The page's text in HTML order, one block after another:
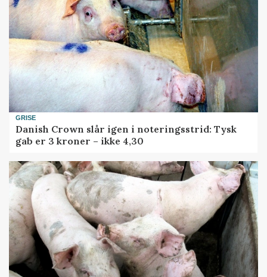
GRISE
Danish Crown slår igen i noteringsstrid: Tysk
gab er 3 kroner – ikke 4,30